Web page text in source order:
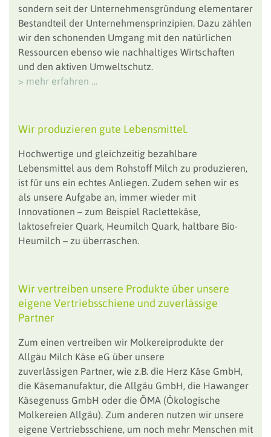
sondern seit der Unternehmensgründung elementarer
Bestandteil der Unternehmensprinzipien. Dazu zählen
wir den schonenden Umgang mit den natürlichen
Ressourcen ebenso wie nachhaltiges Wirtschaften
und den aktiven Umweltschutz.
> mehr erfahren …
Wir produzieren gute Lebensmittel.
Hochwertige und gleichzeitig bezahlbare
Lebensmittel aus dem Rohstoff Milch zu produzieren,
ist für uns ein echtes Anliegen. Zudem sehen wir es
als unsere Aufgabe an, immer wieder mit
Innovationen – zum Beispiel Raclettekäse,
laktosefreier Quark, Heumilch Quark, haltbare Bio-
Heumilch – zu überraschen.
Wir vertreiben unsere Produkte über unsere
eigene Vertriebsschiene und zuverlässige
Partner
Zum einen vertreiben wir Molkereiprodukte der
Allgäu Milch Käse eG über unsere
zuverlässigen Partner, wie z.B. die Herz Käse GmbH,
die Käsemanufaktur, die Allgäu GmbH, die Hawanger
Käsegenuss GmbH oder die ÖMA (Ökologische
Molkereien Allgäu). Zum anderen nutzen wir unsere
eigene Vertriebsschiene, um noch mehr Menschen mit